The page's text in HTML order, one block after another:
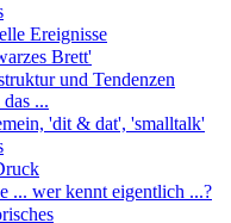
Ereignisse
Brett'
und Tendenzen
...
'dit & dat', 'smalltalk'
... wer kennt eigentlich ...?